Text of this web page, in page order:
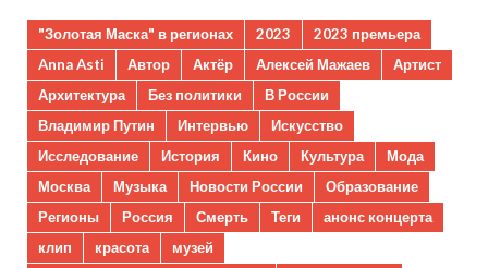
"Золотая Маска" в регионах 2023
2023 премьера
Anna Asti
Автор Актёр Алексей Мажаев
Артист
Архитектура
Без политики
В России
Владимир Путин
Интервью
Искусство
Исследование
История Кино Культура
Мода
Москва
Музыка Новости России
Образование
Регионы
Россия Смерть Теги
анонс концерта
клип
красота
музей